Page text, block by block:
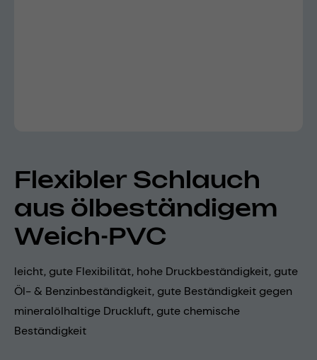
Flexibler Schlauch
aus ölbeständigem
Weich-PVC
leicht, gute Flexibilität, hohe Druckbeständigkeit, gute
Öl- & Benzinbeständigkeit, gute Beständigkeit gegen
mineralölhaltige Druckluft, gute chemische
Beständigkeit